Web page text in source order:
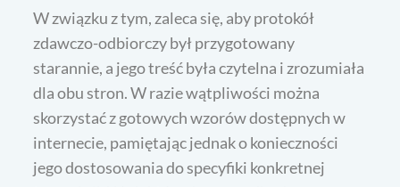
W związku z tym, zaleca się, aby protokół
zdawczo-odbiorczy był przygotowany
starannie, a jego treść była czytelna i zrozumiała
dla obu stron. W razie wątpliwości można
skorzystać z gotowych wzorów dostępnych w
internecie, pamiętając jednak o konieczności
jego dostosowania do specyfiki konkretnej